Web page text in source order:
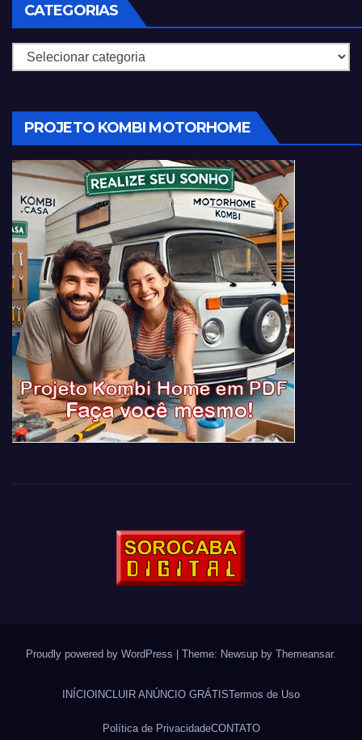
CATEGORIAS
Categorias
PROJETO KOMBI MOTORHOME
Proudly powered by WordPress Theme: Newsup by Themeansar.
INÍCIO INCLUIR ANÚNCIO GRÁTISTermos de Uso
Política de PrivacidadeCONTATO